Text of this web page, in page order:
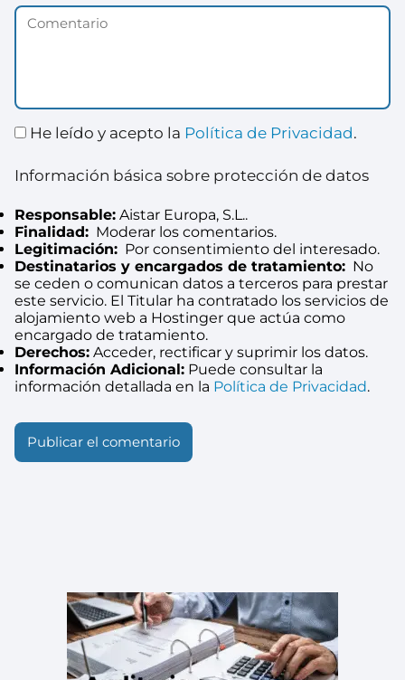
He leído y acepto la Política de Privacidad.
Información básica sobre protección de datos
Responsable: Aistar Europa, S.L..
Finalidad: Moderar los comentarios.
Legitimación: Por consentimiento del interesado.
Destinatarios y encargados de tratamiento: No
se ceden o comunican datos a terceros para prestar
este servicio. El Titular ha contratado los servicios de
alojamiento web a Hostinger que actúa como
encargado de tratamiento.
Derechos: Acceder, rectificar y suprimir los datos.
Información Adicional: Puede consultar la
información detallada en la Política de Privacidad.